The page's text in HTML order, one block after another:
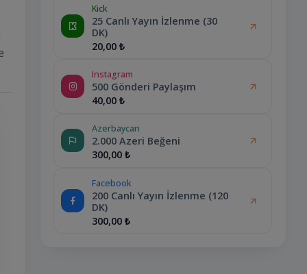
Kick
25 Canlı Yayın İzlenme (30
DK)
20,00 ₺
Instagram
500 Gönderi Paylaşım
40,00 ₺
Azerbaycan
2.000 Azeri Beğeni
300,00 ₺
Facebook
200 Canlı Yayın İzlenme (120
DK)
300,00 ₺